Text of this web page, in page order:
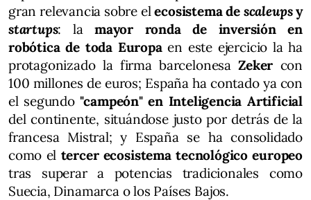
gran relevancia sobre elecosistema de scaleupsy
startups: lamayor ronda de inversión en
robótica de toda Europaen este ejercicio la ha
protagonizado la firma barcelonesaZeker con
100 millones de euros; España ha contado ya con
el segundo"campeón" en Inteligencia Artificial
del continente, situándose justo por detrás de la
francesa Mistral; y España se ha consolidado
como el tercer ecosistema tecnológico europeo
tras superar a potencias tradicionales como
Suecia, Dinamarca o los Países Bajos.